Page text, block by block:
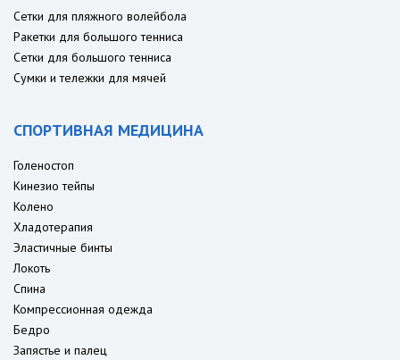
Сетки для пляжного волейбола
Ракетки для большого тенниса
Сетки для большого тенниса
Сумки и тележки для мячей
СПОРТИВНАЯ МЕДИЦИНА
Голеностоп
Кинезио тейпы
Колено
Хладотерапия
Эластичные бинты
Локоть
Спина
Компрессионная одежда
Бедро
Запястье и палец